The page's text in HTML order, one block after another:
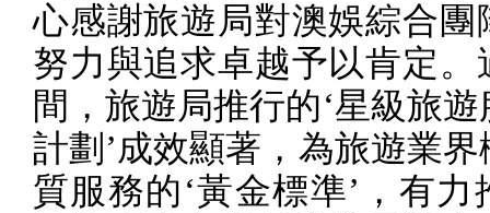
心感謝旅遊局對澳娛綜合團
努力與追求卓越予以肯定。
間，旅遊局推行的‘星級旅
計劃’成效顯著，為旅遊業
質服務的‘黃金標準’，有力